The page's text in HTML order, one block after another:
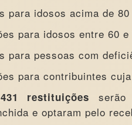
para idosos acima de 80
para idosos entre 60 e
para pessoas com
para contribuintes
restituições serão
e optaram pelo